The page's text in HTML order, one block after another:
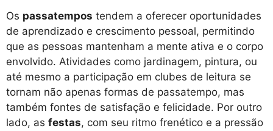
Os passatempos tendem a oferecer oportunidades
de aprendizado e crescimento pessoal, permitindo
que as pessoas mantenham a mente ativa e o corpo
envolvido. Atividades como jardinagem, pintura, ou
até mesmo a participação em clubes de leitura se
tornam não apenas formas de passatempo, mas
também fontes de satisfação e felicidade. Por outro
lado, as festas, com seu ritmo frenético e a pressão